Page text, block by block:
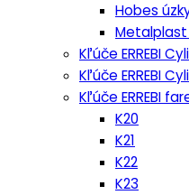
Hobes
Kľúče ERREBI
Kľúče ERREBI
Kľúče ERREBI
K20
K21
K22
K23